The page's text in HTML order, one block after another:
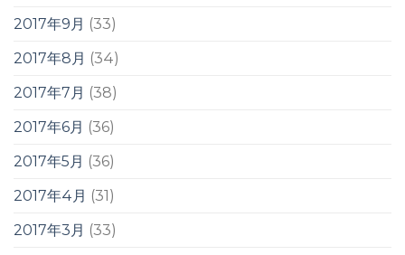
2017年9月 (33)
2017年8月 (34)
2017年7月 (38)
2017年6月 (36)
2017年5月 (36)
2017年4月 (31)
2017年3月 (33)